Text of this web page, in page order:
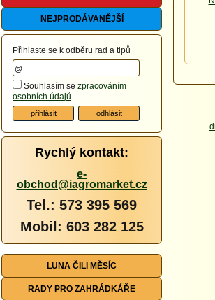
NEJPRODÁVANĚJŠÍ
Přihlaste se k odběru rad a tipů
Souhlasím se zpracováním
osobních údajů
Rychlý kontakt:
e-
obchod@iagromarket.cz
Tel.: 573 395 569
Mobil: 603 282 125
LUNA ČILI MĚSÍC
RADY PRO ZAHRÁDKÁŘE